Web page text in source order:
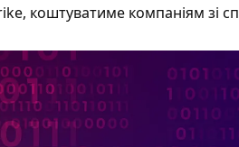
коштуватиме компаніям зі